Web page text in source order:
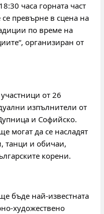
часа горната част
превърне в сцена на
по време на
организиран от
от 26
изпълнители от
и Софийско.
могат да се насладят
танци и обичаи,
корени.
бъде най-известната
художествено